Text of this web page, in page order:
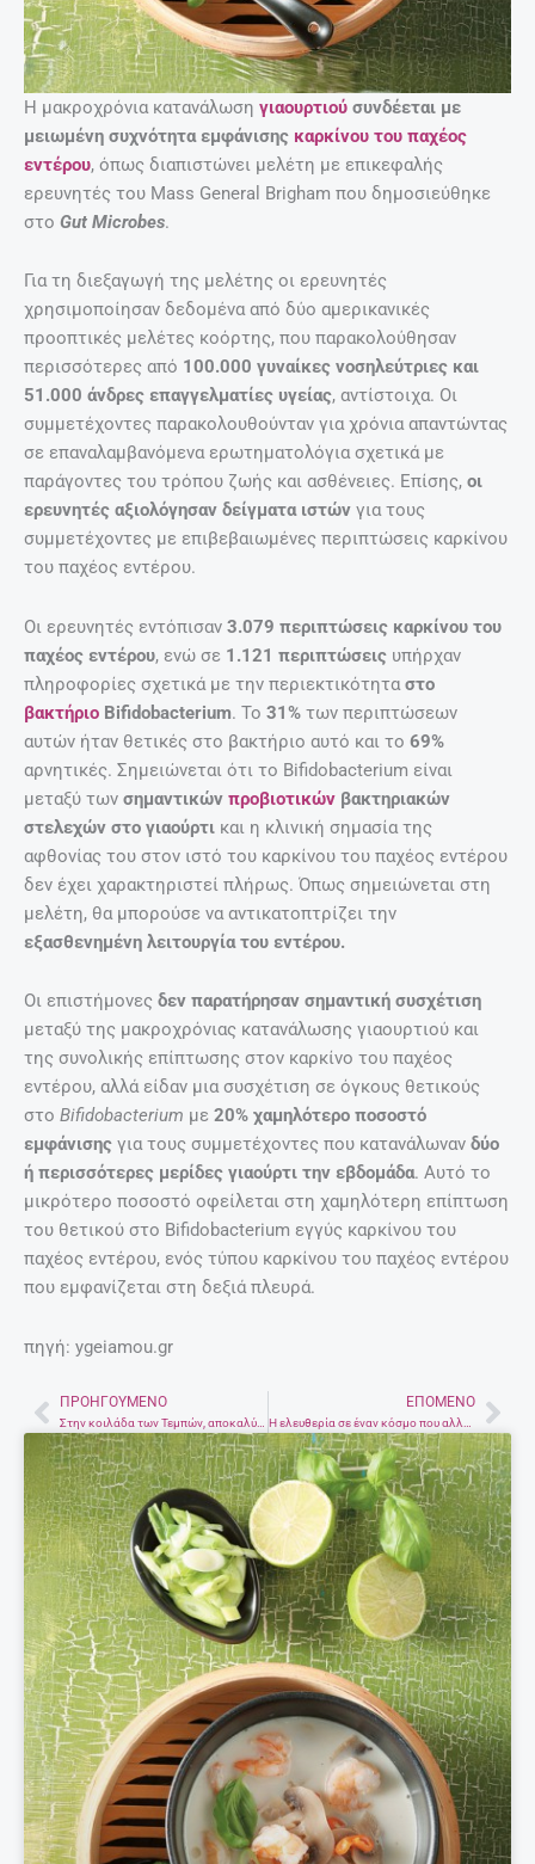
Η μακροχρόνια κατανάλωση γιαουρτιού συνδέεται με
μειωμένη συχνότητα εμφάνισης καρκίνου του παχέος
εντέρου, όπως διαπιστώνει μελέτη με επικεφαλής
ερευνητές του Mass General Brigham που δημοσιεύθηκε
στο Gut Microbes.
Για τη διεξαγωγή της μελέτης οι ερευνητές
χρησιμοποίησαν δεδομένα από δύο αμερικανικές
προοπτικές μελέτες κοόρτης, που παρακολούθησαν
περισσότερες από 100.000 γυναίκες νοσηλεύτριες και
51.000 άνδρες επαγγελματίες υγείας, αντίστοιχα. Οι
συμμετέχοντες παρακολουθούνταν για χρόνια απαντώντας
σε επαναλαμβανόμενα ερωτηματολόγια σχετικά με
παράγοντες του τρόπου ζωής και ασθένειες. Επίσης, οι
ερευνητές αξιολόγησαν δείγματα ιστών για τους
συμμετέχοντες με επιβεβαιωμένες περιπτώσεις καρκίνου
του παχέος εντέρου.
Οι ερευνητές εντόπισαν 3.079 περιπτώσεις καρκίνου του
παχέος εντέρου, ενώ σε 1.121 περιπτώσεις υπήρχαν
πληροφορίες σχετικά με την περιεκτικότηταστο
βακτήριο Bifidobacterium. Το 31% των περιπτώσεων
αυτών ήταν θετικές στο βακτήριο αυτό και το 69%
αρνητικές. Σημειώνεται ότι το Bifidobacterium είναι
μεταξύ των σημαντικών προβιοτικών βακτηριακών
στελεχών στο γιαούρτι και η κλινική σημασία της
αφθονίας του στον ιστό του καρκίνου του παχέος εντέρου
δεν έχει χαρακτηριστεί πλήρως. Όπως σημειώνεται στη
μελέτη, θα μπορούσε να αντικατοπτρίζει την
εξασθενημένη λειτουργία του εντέρου.
Οι επιστήμονες δεν παρατήρησαν σημαντική συσχέτιση
μεταξύ της μακροχρόνιας κατανάλωσης γιαουρτιού και
της συνολικής επίπτωσης στον καρκίνο του παχέος
εντέρου, αλλά είδαν μια συσχέτιση σε όγκους θετικούς
στο Bifidobacterium με 20% χαμηλότερο ποσοστό
εμφάνισης για τους συμμετέχοντες που κατανάλωναν δύο
ή περισσότερες μερίδες γιαούρτι την εβδομάδα. Αυτό το
μικρότερο ποσοστό οφείλεται στη χαμηλότερη επίπτωση
του θετικού στο Bifidobacterium εγγύς καρκίνου του
παχέος εντέρου, ενός τύπου καρκίνου του παχέος εντέρου
που εμφανίζεται στη δεξιά πλευρά.
πηγή: ygeiamou.gr
PrevΠΡΟΗΓΟΎΜΕΝΟ
Στην κοιλάδα των Τεμπών, αποκαλύφτηκε η Πραγματική Ελλάδα…
ΕΠΌΜΕΝΟ
Η ελευθερία σε έναν κόσμο που αλλάζει ραγδαία.